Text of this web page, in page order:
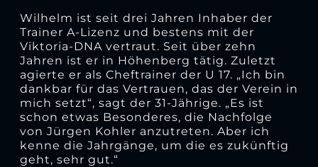
Wilhelm ist seit drei Jahren Inhaber der
Trainer A-Lizenz und bestens mit der
Viktoria-DNA vertraut. Seit über zehn
Jahren ist er in Höhenberg tätig. Zuletzt
agierte er als Cheftrainer der U 17. „Ich bin
dankbar für das Vertrauen, das der Verein in
mich setzt“, sagt der 31-Jährige. „Es ist
schon etwas Besonderes, die Nachfolge
von Jürgen Kohler anzutreten. Aber ich
kenne die Jahrgänge, um die es zukünftig
geht, sehr gut.“